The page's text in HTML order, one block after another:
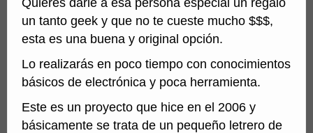
Quieres darle a esa persona especial un regalo
un tanto geek y que no te cueste mucho $$$,
esta es una buena y original opción.
Lo realizarás en poco tiempo con conocimientos
básicos de electrónica y poca herramienta.
Este es un proyecto que hice en el 2006 y
básicamente se trata de un pequeño letrero de